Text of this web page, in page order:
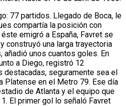
77 partidos. Llegado de Boca, le
compartía la posición con
emigró a España, Favret se
construyó una larga trayectoria
añadió unos cuantos goles. En
a Diego, registró 12
destacadas, seguramente sea el
Platense en el Metro 79. Ese día
de Atlanta y el equipo que
El primer gol lo señaló Favret